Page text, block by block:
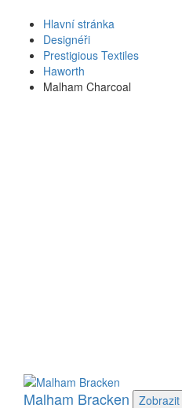
Hlavní stránka
Designéři
Prestigious Textiles
Haworth
Malham Charcoal
Malham Bracken Zobrazit